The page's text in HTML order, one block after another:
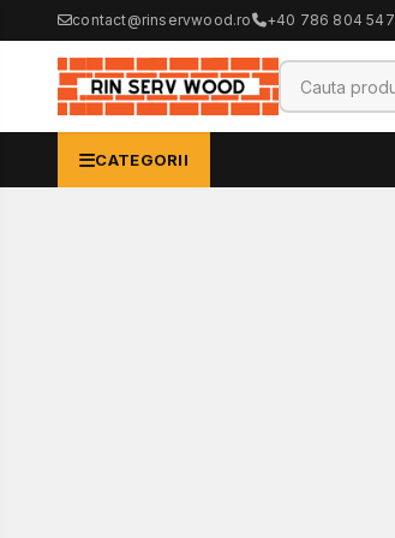
contact@rinservwood.ro +40 786 804 547
CATEGORII